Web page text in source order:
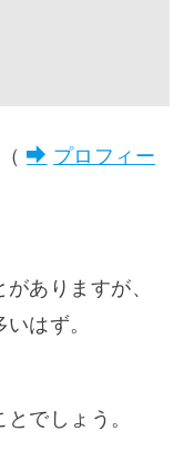
プロフィー
ありますが、
はず。
でしょう。